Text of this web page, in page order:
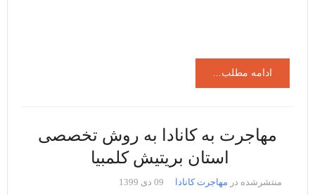
ادامه مطلب...
مهاجرت به کانادا به روش تخصصی
استان بریتیش کلمبیا
منتشرشده در مهاجرت کانادا 09 دی 1399